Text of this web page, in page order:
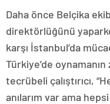
Daha önce Belçika
direktörlüğünü
karşı İstanbul’da
Türkiye’de
tecrübeli çalıştırıcı,
anılarım var ama